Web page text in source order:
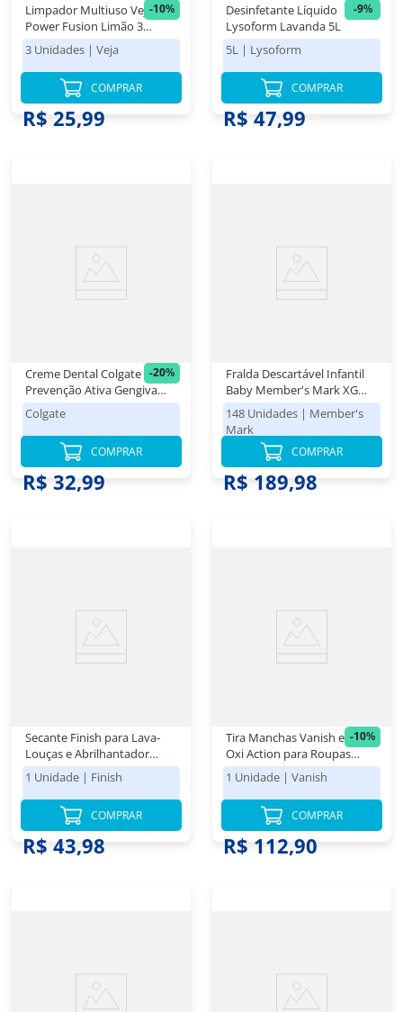
-10%
Limpador Multiuso Veja
Power Fusion Limão 3
Unidades de 500ml Cada
3 Unidades | Veja
R$ 28,98
R$ 25,99
COMPRAR
-9%
Desinfetante Líquido
Lysoform Lavanda 5L
5L | Lysoform
R$ 52,98
R$ 47,99
COMPRAR
-20%
Creme Dental Colgate Total
Prevenção Ativa Gengiva
Reforçada 4x90g
Colgate
R$ 41,48
R$ 32,99
COMPRAR
Fralda Descartável Infantil
Baby Member's Mark XG
Pacote 148 Unidades
148 Unidades | Member's
Mark
R$ 189,98
COMPRAR
Secante Finish para Lava-
Louças e Abrilhantador
250ml
1 Unidade | Finish
R$ 43,98
COMPRAR
-10%
Tira Manchas Vanish em Pó
Oxi Action para Roupas
Coloridas Refil Econômico
2,5kg
1 Unidade | Vanish
R$ 124,98
R$ 112,90
COMPRAR